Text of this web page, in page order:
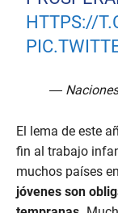
HTTPS://
— Naciones
El lema de este
fin al trabajo
muchos países
jóvenes son